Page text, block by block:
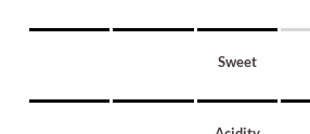
Sweet